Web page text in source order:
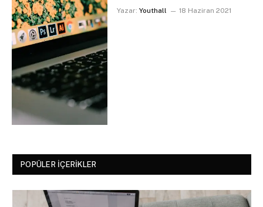
Yazar: Youthall 18 Haziran 2021
POPÜLER İÇERIKLER